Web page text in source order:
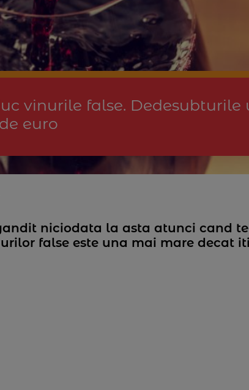
vinurile false.
euro
niciodata la asta atunci cand
false este una mai mare decat